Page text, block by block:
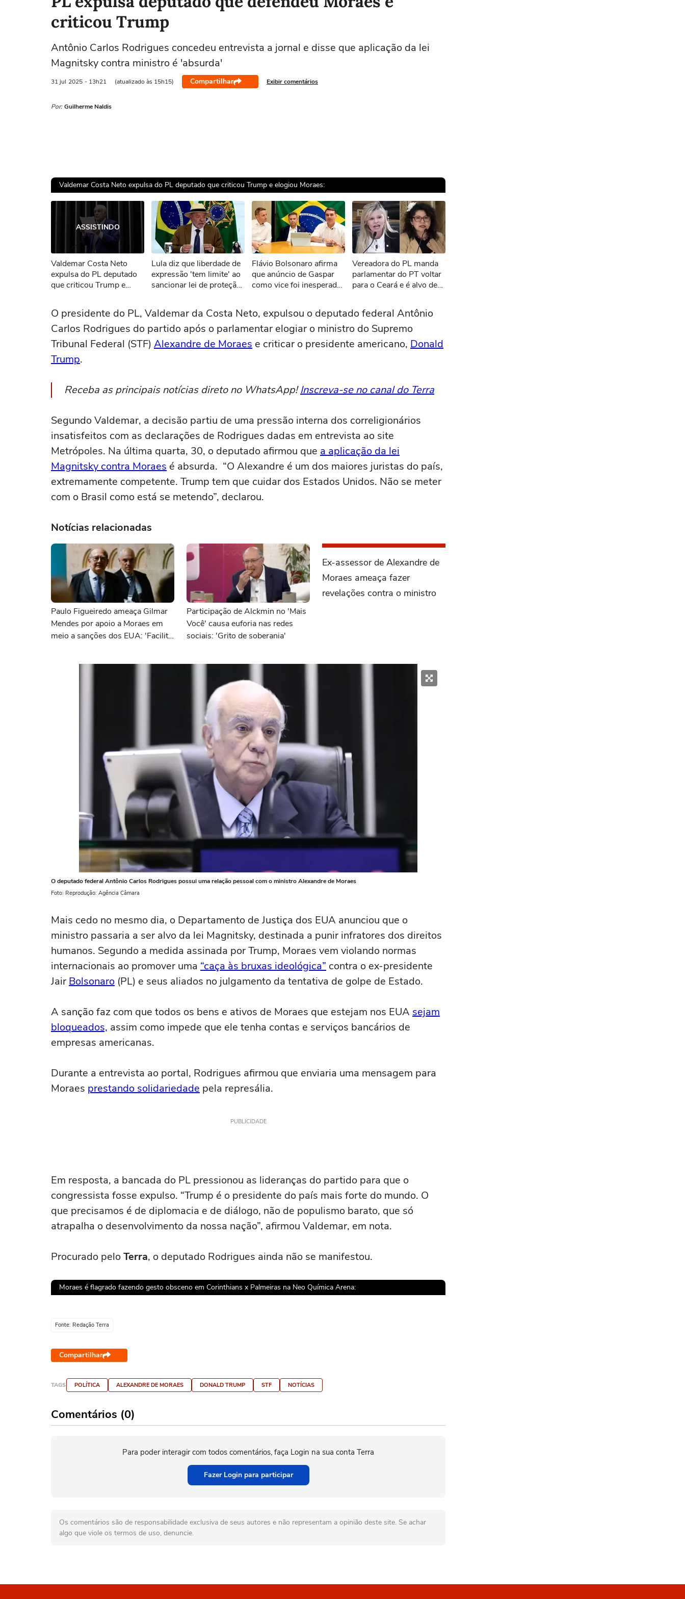
criticou Trump
Antônio Carlos Rodrigues concedeu entrevista a jornal e disse que aplicação da lei
Magnitsky contra ministro é 'absurda'
31 jul 2025 - 13h21 (atualizado às 15h15) Compartilhar Exibir comentários
Por: Guilherme Naldis
Valdemar Costa Neto expulsa do PL deputado que criticou Trump e elogiou Moraes:
Ops!
Não foi possível reproduzir o vídeo
Tentar novamente
ASSISTINDO
Valdemar Costa Neto
expulsa do PL deputado
que criticou Trump e
Lula diz que liberdade de
expressão 'tem limite' ao
sancionar lei de proteção
Flávio Bolsonaro afirma
que anúncio de Gaspar
como vice foi inesperado:
Vereadora do PL manda
parlamentar do PT voltar
para o Ceará e é alvo de
'Nasceu lá, mas vem
encher o saco aqui'
O presidente do PL, Valdemar da Costa Neto, expulsou o deputado federal Antônio
Carlos Rodrigues do partido após o parlamentar elogiar o ministro do Supremo
Tribunal Federal (STF) Alexandre de Moraes e criticar o presidente americano, Donald
Trump.
Receba as principais notícias direto no WhatsApp!Inscreva-se no canal do Terra
Segundo Valdemar, a decisão partiu de uma pressão interna dos correligionários
insatisfeitos com as declarações de Rodrigues dadas em entrevista ao site
Metrópoles. Na última quarta, 30, o deputado afirmou que a aplicação da lei
Magnitsky contra Moraes é absurda. “O Alexandre é um dos maiores juristas do país,
extremamente competente. Trump tem que cuidar dos Estados Unidos. Não se meter
com o Brasil como está se metendo”, declarou.
Notícias relacionadas
Paulo Figueiredo ameaça Gilmar
Mendes por apoio a Moraes em
meio a sanções dos EUA: 'Facilita
Participação de Alckmin no 'Mais
Você' causa euforia nas redes
sociais: 'Grito de soberania'
Ex-assessor de Alexandre de
Moraes ameaça fazer
revelações contra o ministro
O deputado federal Antônio Carlos Rodrigues possui uma relação pessoal com o ministro Alexandre de Moraes
Foto: Reprodução: Agência Câmara
Mais cedo no mesmo dia, o Departamento de Justiça dos EUA anunciou que o
ministro passaria a ser alvo da lei Magnitsky, destinada a punir infratores dos direitos
humanos. Segundo a medida assinada por Trump, Moraes vem violando normas
internacionais ao promover uma “caça às bruxas ideológica” contra o ex-presidente
Jair Bolsonaro (PL) e seus aliados no julgamento da tentativa de golpe de Estado.
A sanção faz com que todos os bens e ativos de Moraes que estejam nos EUA sejam
bloqueados, assim como impede que ele tenha contas e serviços bancários de
empresas americanas.
Durante a entrevista ao portal, Rodrigues afirmou que enviaria uma mensagem para
Moraes prestando solidariedade pela represália.
PUBLICIDADE
Em resposta, a bancada do PL pressionou as lideranças do partido para que o
congressista fosse expulso. “Trump é o presidente do país mais forte do mundo. O
que precisamos é de diplomacia e de diálogo, não de populismo barato, que só
atrapalha o desenvolvimento da nossa nação”, afirmou Valdemar, em nota.
Procurado peloTerra, o deputado Rodrigues ainda não se manifestou.
Moraes é flagrado fazendo gesto obsceno em Corinthians x Palmeiras na Neo Química Arena:
Ops!
Fonte: Redação Terra
Compartilhar
TAGS POLÍTICA ALEXANDRE DE MORAES DONALD TRUMP STF NOTÍCIAS
Comentários (0)
Para poder interagir com todos comentários, faça Login na sua conta Terra
Fazer Login para participar
Os comentários são de responsabilidade exclusiva de seus autores e não representam a opinião deste site. Se achar
algo que viole os termos de uso, denuncie.